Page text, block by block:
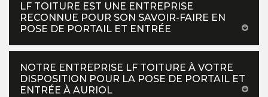
LF TOITURE EST UNE ENTREPRISE
RECONNUE POUR SON SAVOIR-FAIRE EN
POSE DE PORTAIL ET ENTRÉE
NOTRE ENTREPRISE LF TOITURE À VOTRE
DISPOSITION POUR LA POSE DE PORTAIL ET
ENTRÉE À AURIOL